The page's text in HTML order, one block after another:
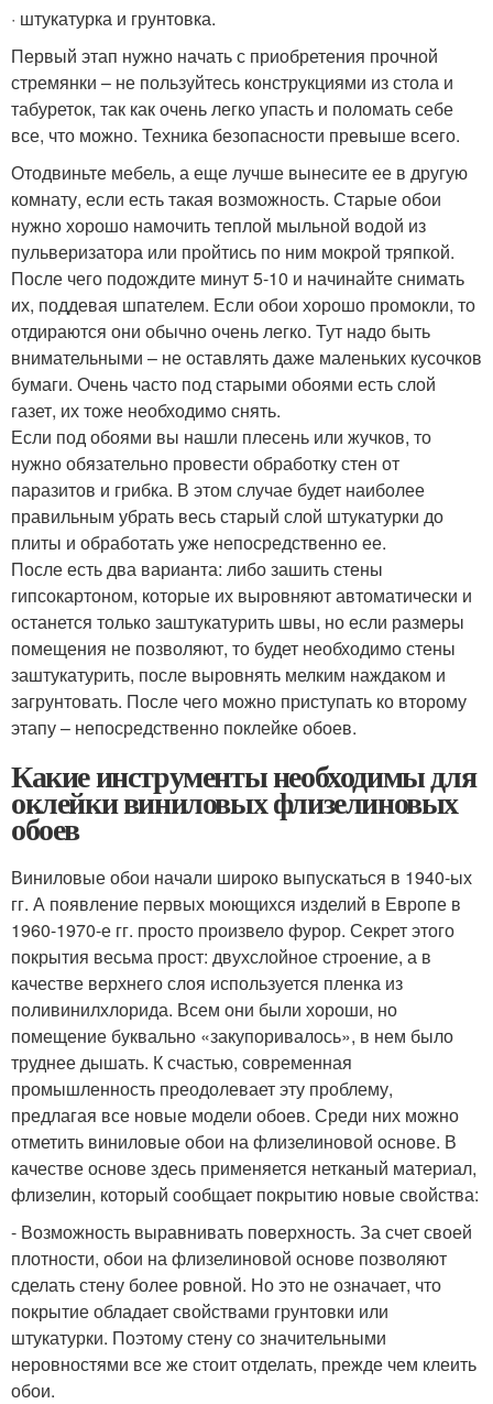
· штукатурка и грунтовка.
Первый этап нужно начать с приобретения прочной
стремянки – не пользуйтесь конструкциями из стола и
табуреток, так как очень легко упасть и поломать себе
все, что можно. Техника безопасности превыше всего.
Отодвиньте мебель, а еще лучше вынесите ее в другую
комнату, если есть такая возможность. Старые обои
нужно хорошо намочить теплой мыльной водой из
пульверизатора или пройтись по ним мокрой тряпкой.
После чего подождите минут 5-10 и начинайте снимать
их, поддевая шпателем. Если обои хорошо промокли, то
отдираются они обычно очень легко. Тут надо быть
внимательными – не оставлять даже маленьких кусочков
бумаги. Очень часто под старыми обоями есть слой
газет, их тоже необходимо снять.
Если под обоями вы нашли плесень или жучков, то
нужно обязательно провести обработку стен от
паразитов и грибка. В этом случае будет наиболее
правильным убрать весь старый слой штукатурки до
плиты и обработать уже непосредственно ее.
После есть два варианта: либо зашить стены
гипсокартоном, которые их выровняют автоматически и
останется только заштукатурить швы, но если размеры
помещения не позволяют, то будет необходимо стены
заштукатурить, после выровнять мелким наждаком и
загрунтовать. После чего можно приступать ко второму
этапу – непосредственно поклейке обоев.
Какие инструменты необходимы для
оклейки виниловых флизелиновых
обоев
Виниловые обои начали широко выпускаться в 1940-ых
гг. А появление первых моющихся изделий в Европе в
1960-1970-е гг. просто произвело фурор. Секрет этого
покрытия весьма прост: двухслойное строение, а в
качестве верхнего слоя используется пленка из
поливинилхлорида. Всем они были хороши, но
помещение буквально «закупоривалось», в нем было
труднее дышать. К счастью, современная
промышленность преодолевает эту проблему,
предлагая все новые модели обоев. Среди них можно
отметить виниловые обои на флизелиновой основе. В
качестве основе здесь применяется нетканый материал,
флизелин, который сообщает покрытию новые свойства:
- Возможность выравнивать поверхность. За счет своей
плотности, обои на флизелиновой основе позволяют
сделать стену более ровной. Но это не означает, что
покрытие обладает свойствами грунтовки или
штукатурки. Поэтому стену со значительными
неровностями все же стоит отделать, прежде чем клеить
обои.